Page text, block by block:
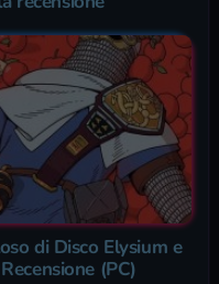
di Disco Elysium e
(PC)